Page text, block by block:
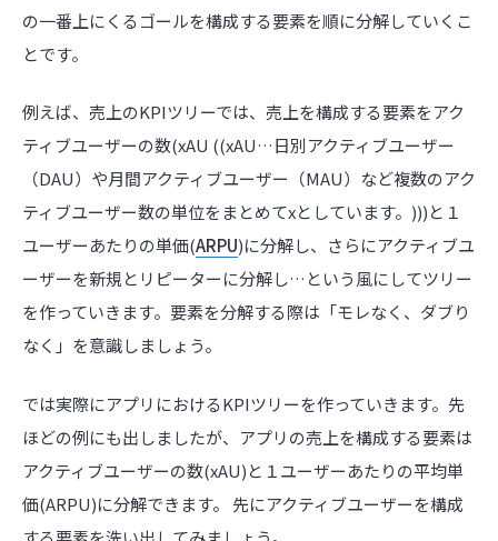
の一番上にくるゴールを構成する要素を順に分解していくこ
とです。
例えば、売上のKPIツリーでは、売上を構成する要素をアク
ティブユーザーの数(xAU ((xAU…日別アクティブユーザー
（DAU）や月間アクティブユーザー（MAU）など複数のアク
ティブユーザー数の単位をまとめてxとしています。)))と１
ユーザーあたりの単価(ARPU)に分解し、さらにアクティブユ
ーザーを新規とリピーターに分解し…という風にしてツリー
を作っていきます。要素を分解する際は「モレなく、ダブり
なく」を意識しましょう。
では実際にアプリにおけるKPIツリーを作っていきます。先
ほどの例にも出しましたが、アプリの売上を構成する要素は
アクティブユーザーの数(xAU)と１ユーザーあたりの平均単
価(ARPU)に分解できます。 先にアクティブユーザーを構成